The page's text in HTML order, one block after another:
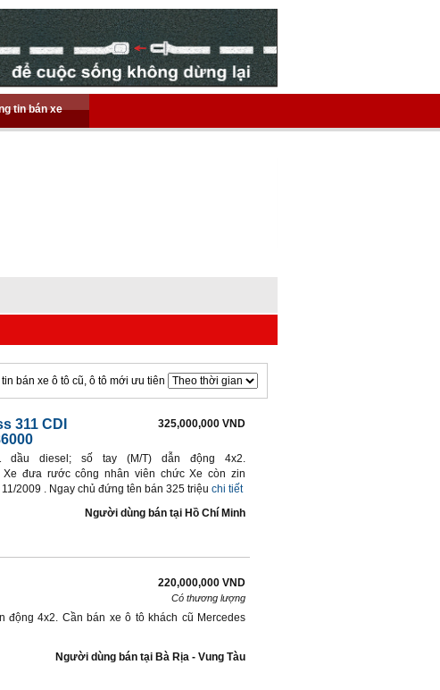
tin bán xe
tin bán xe ô tô cũ, ô tô mới ưu tiên
311 CDI
325,000,000 VND
dầu diesel; số tay (M/T) dẫn động 4x2.
Xe đưa rước công nhân viên chức Xe còn zin
2009 . Ngay chủ đứng tên bán 325 triệu chi tiết
Người dùng bán tại Hồ Chí Minh
220,000,000 VND
Có thương lượng
động 4x2. Cần bán xe ô tô khách cũ Mercedes
Người dùng bán tại Bà Rịa - Vung Tàu